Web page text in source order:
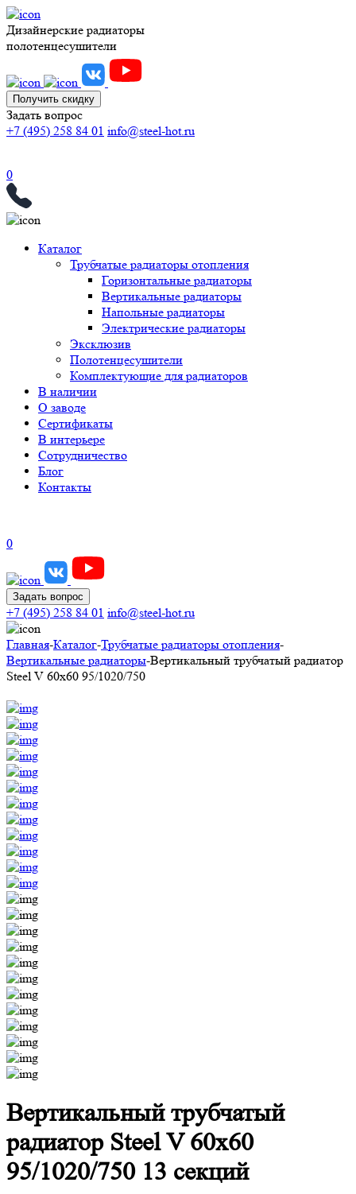
Дизайнерские радиаторы
полотенцесушители
Получить скидку
Задать вопрос
+7 (495) 258 84 01 info@steel-hot.ru
0
Каталог
Трубчатые радиаторы отопления
Горизонтальные радиаторы
Вертикальные радиаторы
Напольные радиаторы
Электрические радиаторы
Эксклюзив
Полотенцесушители
Комплектующие для радиаторов
В наличии
О заводе
Сертификаты
В интерьере
Сотрудничество
Блог
Контакты
0
Задать вопрос
+7 (495) 258 84 01 info@steel-hot.ru
Главная-Каталог-Трубчатые радиаторы отопления-
Вертикальные радиаторы-Вертикальный трубчатый радиатор
Steel V 60х60 95/1020/750
Вертикальный трубчатый
радиатор Steel V 60х60
95/1020/750 13 секций